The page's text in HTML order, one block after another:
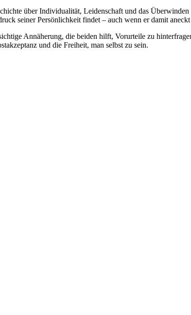
über Individualität, Leidenschaft und das
seiner Persönlichkeit findet – auch wenn er damit
Annäherung, die beiden hilft, Vorurteile zu
und die Freiheit, man selbst zu sein.